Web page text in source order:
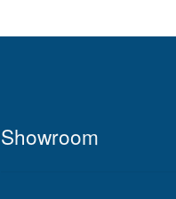
Showroom